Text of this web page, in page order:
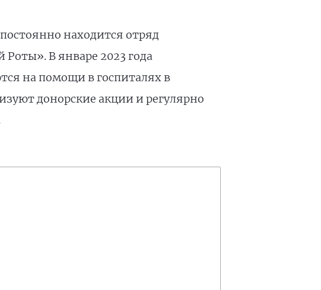
находится отряд
В январе 2023 года
на помощи в госпиталях в
донорские акции и регулярно